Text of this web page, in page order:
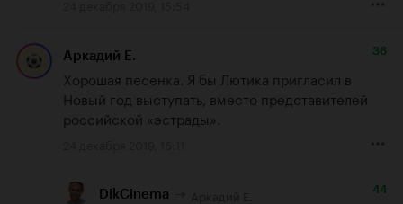
Аркадий Е. 36
Хорошая песенка. Я бы Лютика пригласил в
Новый год выступать, вместо представителей
российской «эстрады».
DikCinema 44